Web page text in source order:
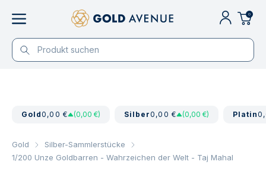
0
Gold0,00 € (0,00 €) Silber0,00 € (0,00 €) Platin
Gold
Silber-Sammlerstücke
1/200 Unze Goldbarren - Wahrzeichen der Welt - Taj Mahal